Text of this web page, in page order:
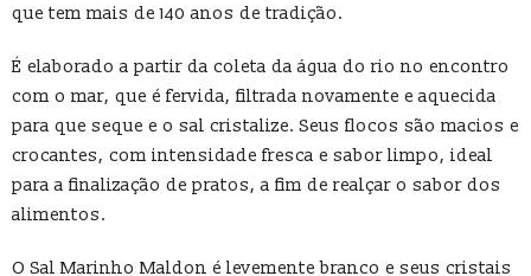
que tem mais de 140 anos de tradição.
É elaborado a partir da coleta da água do rio no encontro
com o mar, que é fervida, filtrada novamente e aquecida
para que seque e o sal cristalize. Seus flocos são macios e
crocantes, com intensidade fresca e sabor limpo, ideal
para a finalização de pratos, a fim de realçar o sabor dos
alimentos.
O Sal Marinho Maldon é levemente branco e seus cristais